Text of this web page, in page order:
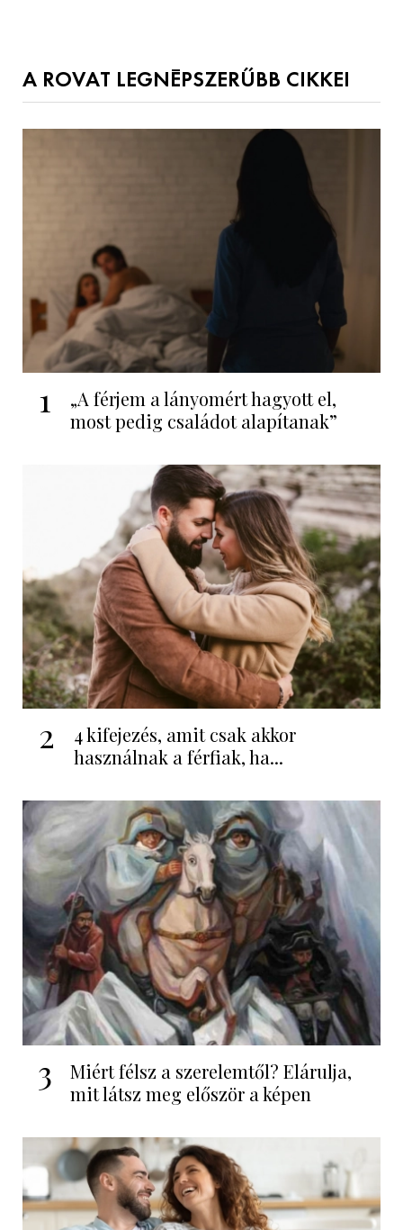
A ROVAT LEGNÉPSZERŰBB CIKKEI
1
„A férjem a lányomért hagyott el,
most pedig családot alapítanak”
2
4 kifejezés, amit csak akkor
használnak a férfiak, ha...
3
Miért félsz a szerelemtől? Elárulja,
mit látsz meg először a képen